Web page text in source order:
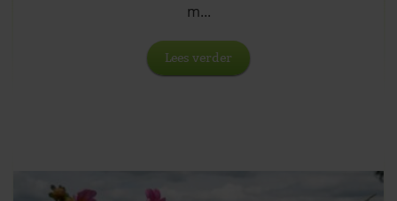
m...
Lees verder